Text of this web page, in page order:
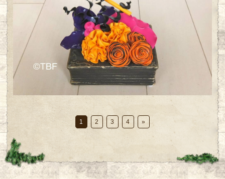
1 2 3 4 »